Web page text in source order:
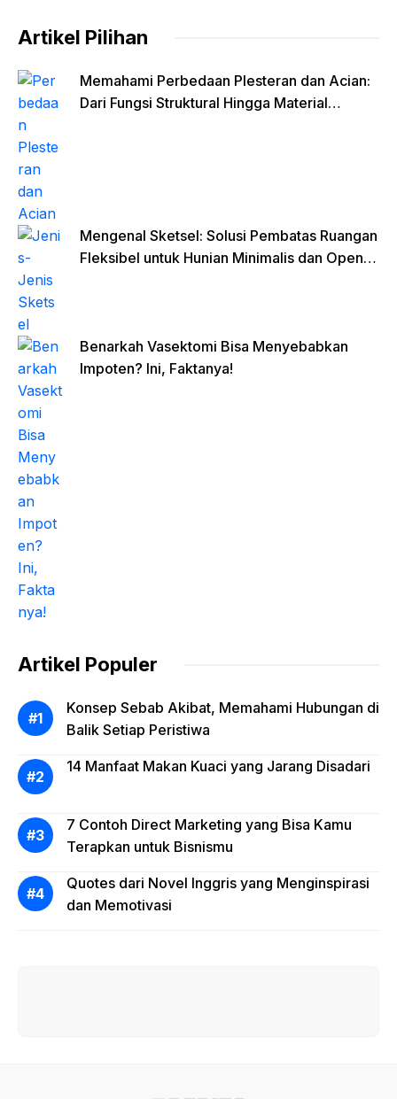
Artikel Pilihan
Memahami Perbedaan Plesteran dan Acian:
Dari Fungsi Struktural Hingga Material
Mengenal Sketsel: Solusi Pembatas Ruangan
Fleksibel untuk Hunian Minimalis dan Open
Benarkah Vasektomi Bisa Menyebabkan
Impoten? Ini, Faktanya!
Artikel Populer
Konsep Sebab Akibat, Memahami Hubungan di
Balik Setiap Peristiwa
14 Manfaat Makan Kuaci yang Jarang Disadari
7 Contoh Direct Marketing yang Bisa Kamu
Terapkan untuk Bisnismu
Quotes dari Novel Inggris yang Menginspirasi
dan Memotivasi